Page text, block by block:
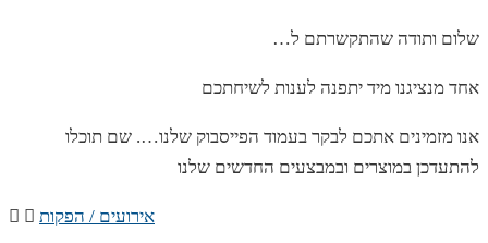
…שלום ותודה שהתקשרתם ל
אחד מנציגנו מיד יתפנה לענות לשיחתכם
להתעדכן במוצרים ובמבצעים החדשים שלנו
אירועים / הפקות